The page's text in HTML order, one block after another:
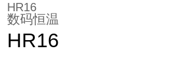
HR16
数码恒温
HR16